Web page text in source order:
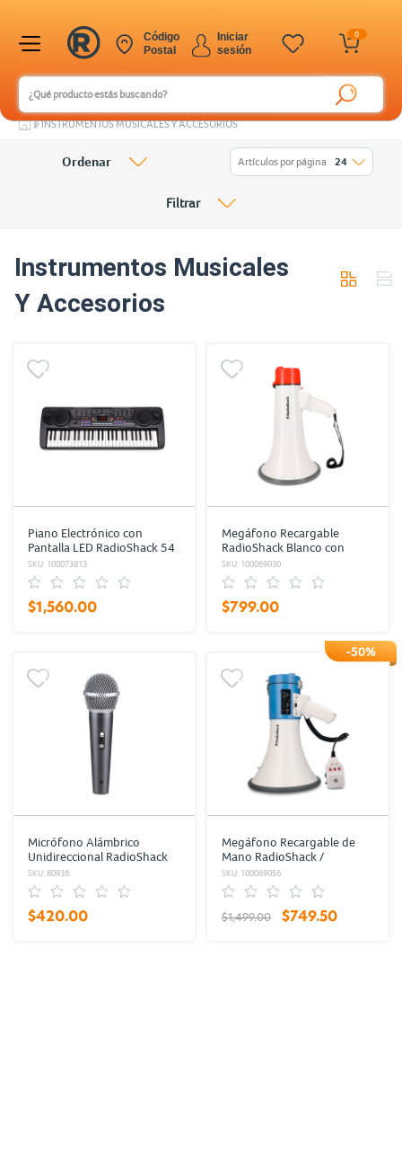
0
Iniciar
sesión
Código
Postal
INSTRUMENTOS MUSICALES Y ACCESORIOS
Instrumentos Musicales
Y Accesorios
Ordenar Artículos por página 24
Filtrar
Piano Electrónico con
Pantalla LED RadioShack 54
teclas Negro
SKU: 100073813
$1,560.00
Megáfono Recargable
RadioShack Blanco con
Naranja
SKU: 100069030
$799.00
Micrófono Alámbrico
Unidireccional RadioShack
XLR 5 m
SKU: 80936
$420.00
-50%
Megáfono Recargable de
Mano RadioShack /
USB/SD/Auxiliar / Blanco con
azul
SKU: 100069056
$1,499.00 $749.50